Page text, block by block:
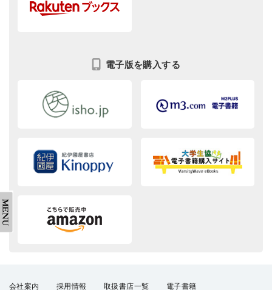
電子版を購入する
会社案内 採用情報 取扱書店一覧 電子書籍